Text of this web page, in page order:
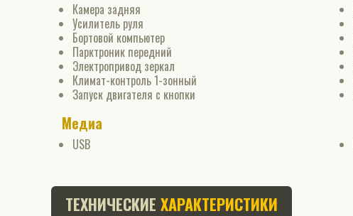
Камера задняя
Усилитель руля
Бортовой компьютер
Парктроник передний
Электропривод зеркал
Климат-контроль 1-зонный
Запуск двигателя с кнопки
Медиа
USB
ТЕХНИЧЕСКИЕ ХАРАКТЕРИСТИКИ